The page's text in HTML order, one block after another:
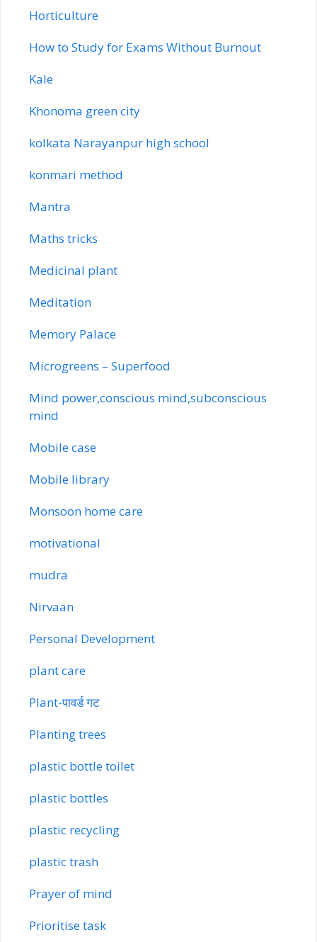
Horticulture
How to Study for Exams Without Burnout
Kale
Khonoma green city
kolkata Narayanpur high school
konmari method
Mantra
Maths tricks
Medicinal plant
Meditation
Memory Palace
Microgreens – Superfood
Mind power,conscious mind,subconscious
mind
Mobile case
Mobile library
Monsoon home care
motivational
mudra
Nirvaan
Personal Development
plant care
Plant-पावर्ड गट
Planting trees
plastic bottle toilet
plastic bottles
plastic recycling
plastic trash
Prayer of mind
Prioritise task